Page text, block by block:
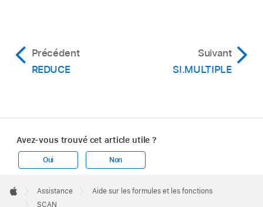
Précédent
REDUCE
Suivant
SI.MULTIPLE
Avez-vous trouvé cet article utile ?
Oui Non
Footer

Apple
Assistance
Aide sur les formules et les fonctions
SCAN